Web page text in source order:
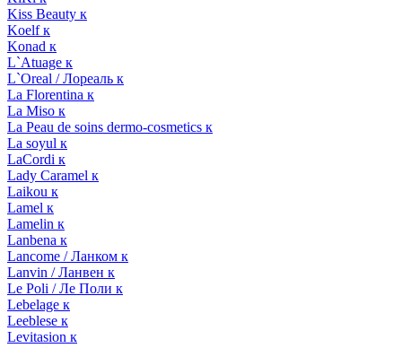
Kiss Beauty к
Koelf к
Konad к
L`Atuage к
L`Oreal / Лореаль к
La Florentina к
La Miso к
La Peau de soins dermo-cosmetics к
La soyul к
LaCordi к
Lady Caramel к
Laikou к
Lamel к
Lamelin к
Lanbena к
Lancome / Ланком к
Lanvin / Ланвен к
Le Poli / Ле Поли к
Lebelage к
Leeblese к
Levitasion к